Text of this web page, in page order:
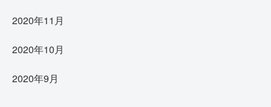
2020年11月
2020年10月
2020年9月